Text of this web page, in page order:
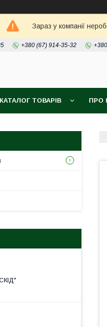
Зараз у компанії
+380 (67) 914-35-32
КАТАЛОГ ТОВАРІВ ПРО